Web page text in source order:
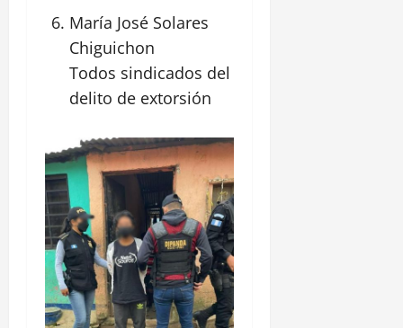
María José Solares
Chiguichon
Todos sindicados del
delito de extorsión